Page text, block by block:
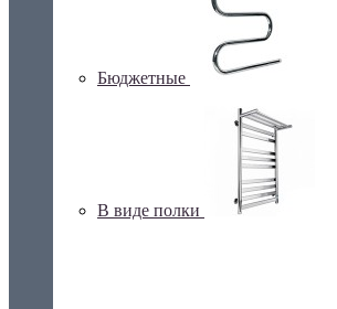
Бюджетные
В виде полки